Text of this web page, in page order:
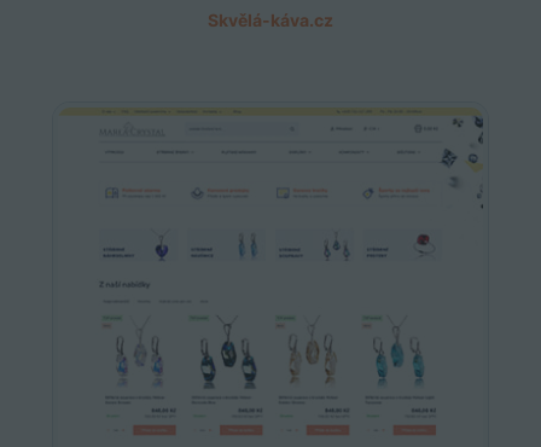
Skvělá-káva.cz